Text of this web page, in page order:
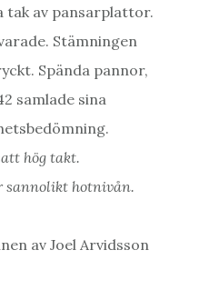
tak av pansarplattor.
Stämningen
Spända pannor,
samlade sina
hög takt.
sannolikt hotnivån.
av Joel Arvidsson